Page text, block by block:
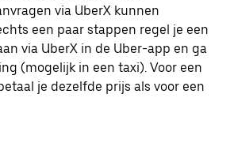
via UberX kunnen
een paar stappen regel je een
via UberX in de Uber-app en ga
(mogelijk in een taxi). Voor een
je dezelfde prijs als voor een